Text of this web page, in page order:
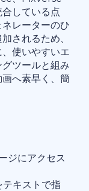
している点
レーターのひ
されるため、
使いやすいエ
ツールと組み
へ素早く、簡
ジにアクセス
キストで指